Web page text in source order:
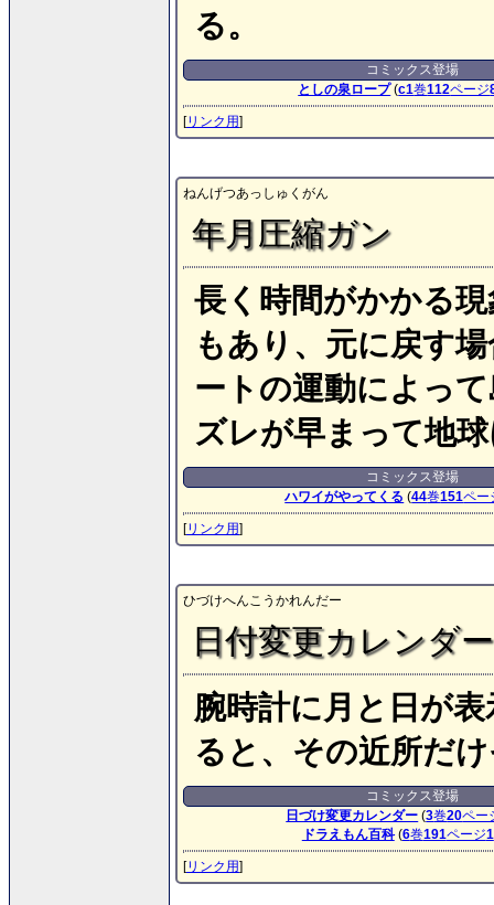
る。
コミックス登場
としの泉ロープ(c1巻112ページ
[リンク用]
ねんげつあっしゅくがん
年月圧縮ガン
長く時間がかかる
もあり、元に戻す
ートの運動によっ
ズレが早まって地
コミックス登場
ハワイがやってくる (44巻151ペー
[リンク用]
ひづけへんこうかれんだー
日付変更カレンダー
腕時計に月と日が
ると、その近所だ
コミックス登場
日づけ変更カレンダー (3巻20ペー
ドラえもん百科(6巻191ページ1
[リンク用]